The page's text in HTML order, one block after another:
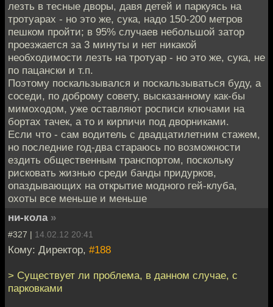
лезть в тесные дворы, давя детей и паркуясь на
тротуарах - но это же, сука, надо 150-200 метров
пешком пройти; в 95% случаев небольшой затор
проезжается за 3 минуты и нет никакой
необходимости лезть на тротуар - но это же, сука, не
по пацански и т.п.
Поэтому поскальзывался и поскальзываться буду, а
соседи, по доброму совету, высказанному как-бы
мимоходом, уже оставляют росписи ключами на
бортах тачек, а то и кирпичи под дворниками.
Если что - сам водитель с двадцатилетним стажем,
но последние год-два стараюсь по возможности
ездить общественным транспортом, поскольку
рисковать жизнью среди банды придурков,
опаздывающих на открытие модного гей-клуба,
охоты все меньше и меньше
ни-кола »
#327 | 14.02.12 20:41
Кому: Директор, #188
> Существует ли проблема, в данном случае, с
парковками